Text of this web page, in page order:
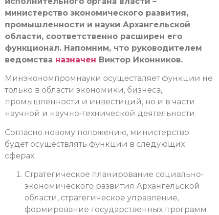
министерство экономического развития,
промышленности и науки Архангельской
области, соответственно расширен его
функционал. Напомним, что руководителем
ведомства назначен Виктор Иконников.
Минэкономпромнауки осуществляет функции не
только в области экономики, бизнеса,
промышленности и инвестиций, но и в части
научной и научно-технической деятельности.
Согласно новому положению, министерство
будет осуществлять функции в следующих
сферах:
Стратегическое планирование социально-
экономического развития Архангельской
области, стратегическое управление,
формирование государственных программ